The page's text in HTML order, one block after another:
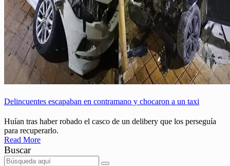
Delincuentes escapaban en contramano y chocaron a un taxi
Huían tras haber robado el casco de un delibery que los perseguía
para recuperarlo.
Read More
Buscar